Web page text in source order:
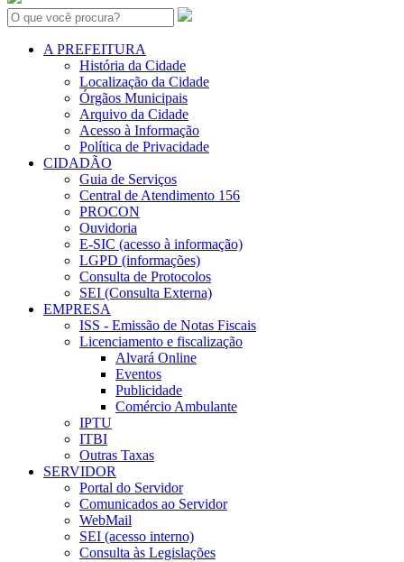
Search:
A PREFEITURA
História da Cidade
Localização da Cidade
Órgãos Municipais
Arquivo da Cidade
Acesso à Informação
Política de Privacidade
CIDADÃO
Guia de Serviços
Central de Atendimento 156
PROCON
Ouvidoria
E-SIC (acesso à informação)
LGPD (informações)
Consulta de Protocolos
SEI (Consulta Externa)
EMPRESA
ISS - Emissão de Notas Fiscais
Licenciamento e fiscalização
Alvará Online
Eventos
Publicidade
Comércio Ambulante
IPTU
ITBI
Outras Taxas
SERVIDOR
Portal do Servidor
Comunicados ao Servidor
WebMail
SEI (acesso interno)
Consulta às Legislações